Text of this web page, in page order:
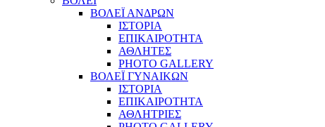
ΒΟΛΕΪ ΑΝΔΡΩΝ
ΙΣΤΟΡΙΑ
ΕΠΙΚΑΙΡΟΤΗΤΑ
ΑΘΛΗΤΕΣ
PHOTO GALLERY
ΒΟΛΕΪ ΓΥΝΑΙΚΩΝ
ΙΣΤΟΡΙΑ
ΕΠΙΚΑΙΡΟΤΗΤΑ
ΑΘΛΗΤΡΙΕΣ